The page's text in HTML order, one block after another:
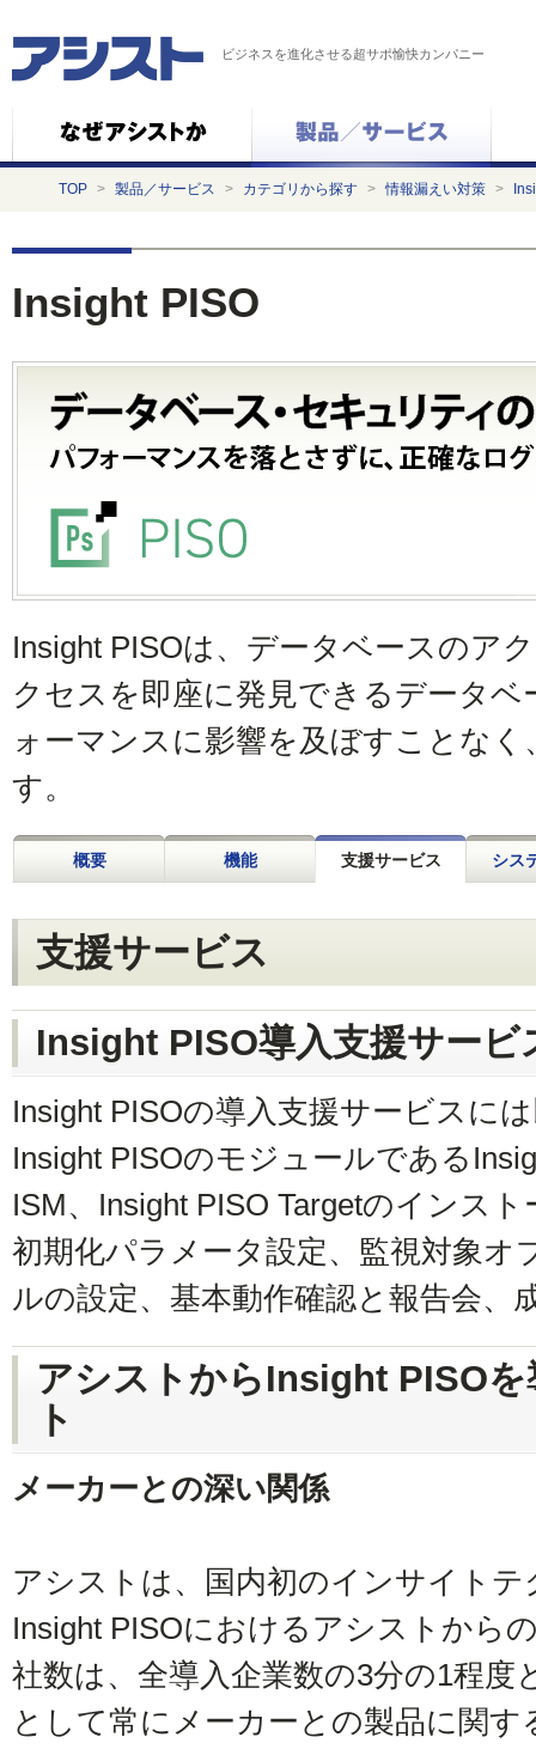
ビジネスを進化させる超サポ愉快カンパニー
TOP > 製品／サービス > カテゴリから探す > 情報漏えい対策 >
Insight PISO
Insight PISOは、データベースのア
クセスを即座に発見できるデータ
ォーマンスに影響を及ぼすことな
す。
概要 機能 支援サービス シス
支援サービス
Insight PISO導入支援サービ
Insight PISOの導入支援サービスに
Insight PISOのモジュールである
ISM、Insight PISO Targetのインス
初期化パラメータ設定、監視対象オ
ルの設定、基本動作確認と報告会、
アシストからInsight PISO
ト
メーカーとの深い関係
アシストは、国内初のインサイト
Insight PISOにおけるアシストから
社数は、全導入企業数の3分の1程度
として常にメーカーとの製品に関